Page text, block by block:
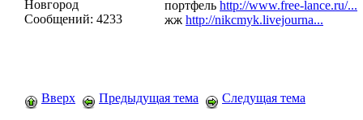
Новгород
Сообщений: 4233
портфель http://www.free-lance.ru/...
жж http://nikcmyk.livejourna...
Вверх Предыдущая тема Следущая тема